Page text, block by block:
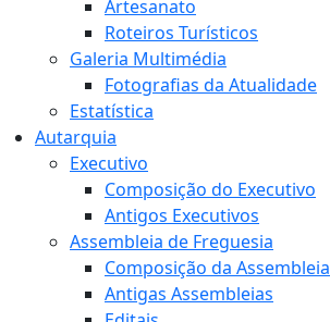
Artesanato
Roteiros Turísticos
Galeria Multimédia
Fotografias da Atualidade
Estatística
Autarquia
Executivo
Composição do Executivo
Antigos Executivos
Assembleia de Freguesia
Composição da Assembleia
Antigas Assembleias